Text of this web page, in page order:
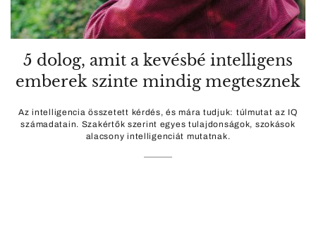
5 dolog, amit a kevésbé intelligens
emberek szinte mindig megtesznek
Az intelligencia összetett kérdés, és mára tudjuk: túlmutat az IQ
számadatain. Szakértők szerint egyes tulajdonságok, szokások
alacsony intelligenciát mutatnak.